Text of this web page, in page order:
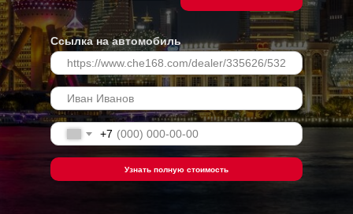
Ссылка на автомобиль
+7
Узнать полную стоимость